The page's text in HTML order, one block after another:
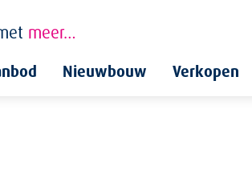
meer…
Nieuwbouw Verkopen